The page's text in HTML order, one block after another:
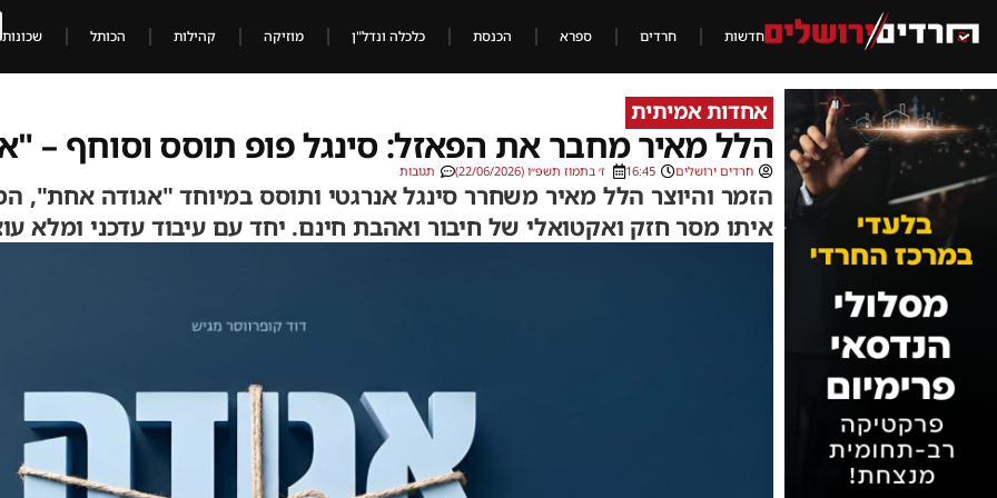
חדשות חרדים ספרא הכנסת כלכלה ונדל"ן מוזיקה קהילות הכותל שכונות
אחדות אמיתית
הלל מאיר מחבר את הפאזל: סינגל פופ תוסס וסוחף –
חרדים ירושלים 16:45 ז׳ בתמוז תשפ״ו (22/06/2026) תגובות
הזמר והיוצר הלל מאיר משחרר סינגל אנרגטי ותוסס במיוחד "אגודה אחת",
איתו מסר חזק ואקטואלי של חיבור ואהבת חינם. יחד עם עיבוד עדכני ומלא